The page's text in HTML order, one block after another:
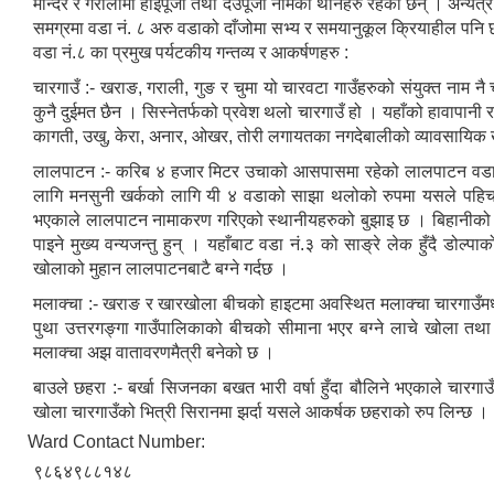
मन्दिर र गरालीमा हाइपूजा तथा देउपूजा नामका थानहरु रहेका छन् ।
समग्रमा वडा नं. ८ अरु वडाको दाँजोमा सभ्य र समयानुकूल क्रियाहील
वडा नं.८ का प्रमुख पर्यटकीय गन्तव्य र आकर्षणहरु :
चारगाउँ :- खराङ, गराली, गुङ र चुमा यो चारवटा गाउँहरुको संयुक्त नाम
कुनै दुईमत छैन । सिस्नेतर्फको प्रवेश थलो चारगाउँ हो । यहाँको
कागती, उखु, केरा, अनार, ओखर, तोरी लगायतका नगदेबालीको व्यावसायिक
लालपाटन :- करिब ४ हजार मिटर उचाको आसपासमा रहेको लालपाटन
लागि मनसुनी खर्कको लागि यी ४ वडाको साझा थलोको रुपमा यसले
भएकाले लालपाटन नामाकरण गरिएको स्थानीयहरुको बुझाइ छ ।
पाइने मुख्य वन्यजन्तु हुन् । यहाँबाट वडा नं.३ को साङ्रे लेक हुँदै
खोलाको मुहान लालपाटनबाटै बग्ने गर्दछ ।
मलाक्चा :- खराङ र खारखोला बीचको हाइटमा अवस्थित मलाक्चा
पुथा उत्तरगङ्गा गाउँपालिकाको बीचको सीमाना भएर बग्ने लाचे
मलाक्चा अझ वातावरणमैत्री बनेको छ ।
बाउले छहरा :- बर्खा सिजनका बखत भारी वर्षा हुँदा बौलिने भएकाले
खोला चारगाउँको भित्री सिरानमा झर्दा यसले आकर्षक छहराको रुप लिन्छ ।
Ward Contact Number:
९८६४९८८१४८